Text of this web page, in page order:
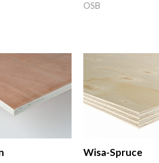
OSB
Wisa-Spruce